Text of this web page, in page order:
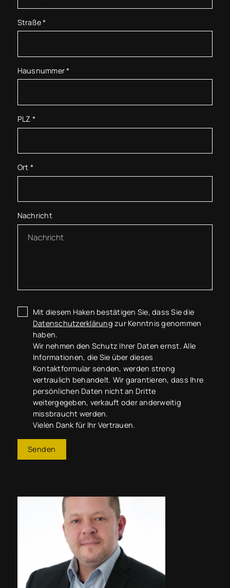
Straße*
Hausnummer*
PLZ *
Ort *
Nachricht
Mit diesem Haken bestätigen Sie, dass Sie die
Datenschutzerklärung zur Kenntnis genommen
haben.
Wir nehmen den Schutz Ihrer Daten ernst. Alle
Informationen, die Sie über dieses
Kontaktformular senden, werden streng
vertraulich behandelt. Wir garantieren, dass Ihre
persönlichen Daten nicht an Dritte
weitergegeben, verkauft oder anderweitig
missbraucht werden.
Vielen Dank für Ihr Vertrauen.
Senden